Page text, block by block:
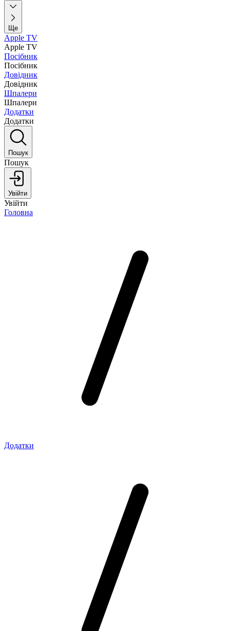
Ще
Apple TV
Apple TV
Посібник
Посібник
Довідник
Довідник
Шпалери
Шпалери
Додатки
Додатки
Пошук
Пошук
Увійти
Увійти
Головна
Додатки